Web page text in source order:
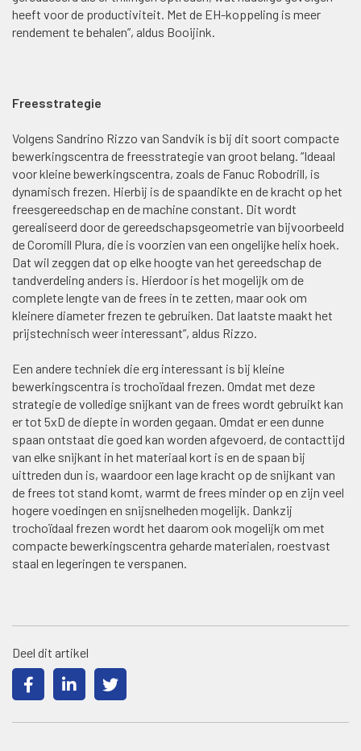
heeft voor de productiviteit. Met de EH-koppeling is meer
rendement te behalen”, aldus Booijink.
Freesstrategie
Volgens Sandrino Rizzo van Sandvik is bij dit soort compacte
bewerkingscentra de freesstrategie van groot belang. “Ideaal
voor kleine bewerkingscentra, zoals de Fanuc Robodrill, is
dynamisch frezen. Hierbij is de spaandikte en de kracht op het
freesgereedschap en de machine constant. Dit wordt
gerealiseerd door de gereedschapsgeometrie van bijvoorbeeld
de Coromill Plura, die is voorzien van een ongelijke helix hoek.
Dat wil zeggen dat op elke hoogte van het gereedschap de
tandverdeling anders is. Hierdoor is het mogelijk om de
complete lengte van de frees in te zetten, maar ook om
kleinere diameter frezen te gebruiken. Dat laatste maakt het
prijstechnisch weer interessant”, aldus Rizzo.
Een andere techniek die erg interessant is bij kleine
bewerkingscentra is trochoïdaal frezen. Omdat met deze
strategie de volledige snijkant van de frees wordt gebruikt kan
er tot 5xD de diepte in worden gegaan. Omdat er een dunne
spaan ontstaat die goed kan worden afgevoerd, de contacttijd
van elke snijkant in het materiaal kort is en de spaan bij
uittreden dun is, waardoor een lage kracht op de snijkant van
de frees tot stand komt, warmt de frees minder op en zijn veel
hogere voedingen en snijsnelheden mogelijk. Dankzij
trochoïdaal frezen wordt het daarom ook mogelijk om met
compacte bewerkingscentra geharde materialen, roestvast
staal en legeringen te verspanen.
Deel dit artikel